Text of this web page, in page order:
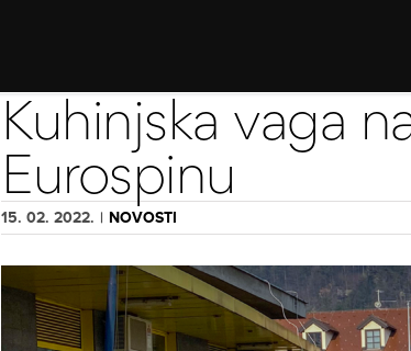
Kuhinjska vaga
Eurospinu
15. 02. 2022. | NOVOSTI
Larger
Image